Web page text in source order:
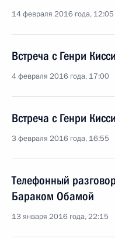
14 февраля 2016 года, 12:05
Встреча с Генри
4 февраля 2016 года, 17:00
Встреча с Генри
3 февраля 2016 года, 16:55
Телефонный
Бараком Обамой
13 января 2016 года, 22:15